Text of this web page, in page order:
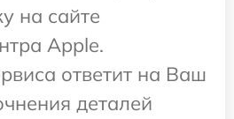
на сайте
Apple.
ответит на Ваш
деталей